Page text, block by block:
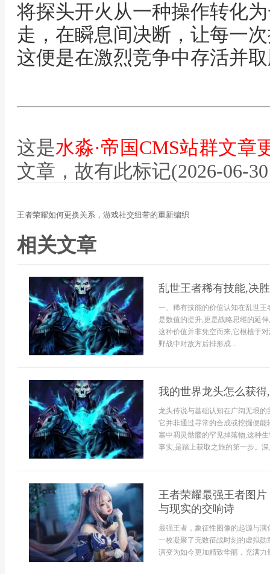
将探头开火从一种操作转化
走，在瞬息间决断，让每一
这便是在激烈竞争中存活并
这是水淼·帝国CMS站群文章
文章，故有此标记(2026-06-
王者荣耀如何更换关系，游戏社交纽带的重新编织
相关文章
乱世王者稀有技能,决
一、稀有技能的价值认知在乱世
是数值的提升,更是战略思维的延
这种价值并非凭空而来,它根植于
野战中对敌方后排形成...
我的世界龙头怎么获
龙头传说与基础认知在广阔无垠
它并非通过寻常的合成或挖掘便
塞中凋灵骷髅的罕见掉落物,这种
事实,是踏上获取之旅的第一步。
王者荣耀最强王者图
与现实的交响诗
最强王者，象征性图像的起源与
一枚凝聚了无数征战时刻的虚拟
演变为如今更加精致华丽，充满力